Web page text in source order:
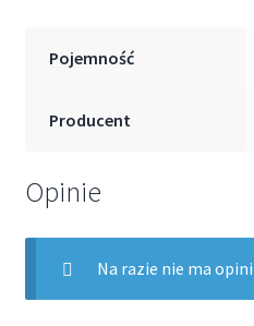
Pojemność
Producent
Opinie
Na razie nie ma